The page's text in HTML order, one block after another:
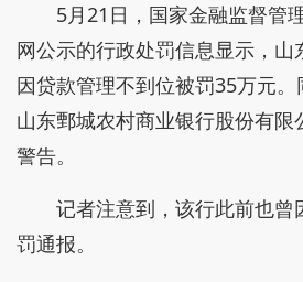
5月21日，国家金融监督管
网公示的行政处罚信息显示，
因贷款管理不到位被罚35万元
山东鄄城农村商业银行股份有限
警告。
记者注意到，该行此前也曾
罚通报。